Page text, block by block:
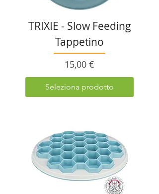
TRIXIE - Slow Feeding
Tappetino
Prezzo
15,00 €
Seleziona prodotto